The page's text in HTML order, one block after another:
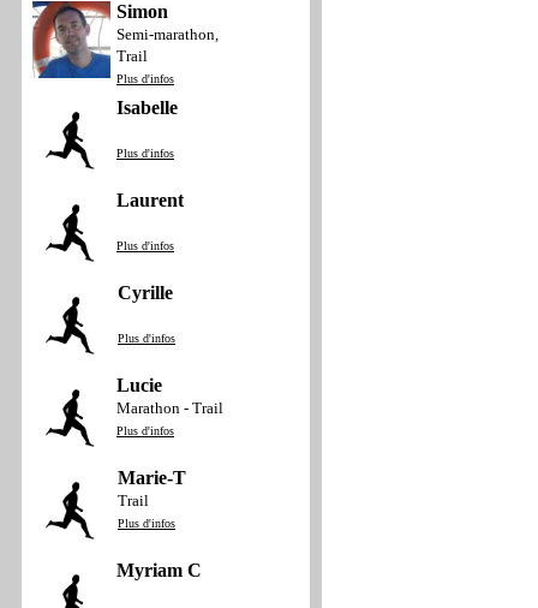
Simon
Semi-marathon,
Trail
Plus d'infos
Isabelle
Plus d'infos
Laurent
Plus d'infos
Cyrille
Plus d'infos
Lucie
Marathon - Trail
Plus d'infos
Marie-T
Trail
Plus d'infos
Myriam C